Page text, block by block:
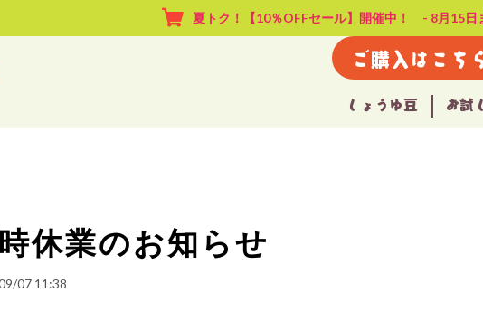
夏トク！【10％OFFセール】開催中！ - 8月15日
ご購入はこ
しょうゆ豆 お試
休業のお知らせ
07 11:38